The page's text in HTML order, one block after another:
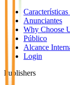
Anunciantes
Why Choose
Público
Alcance
Login
Publishers